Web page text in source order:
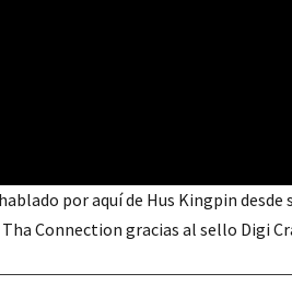
por aquí de Hus Kingpin desde
Connection gracias al sello Digi